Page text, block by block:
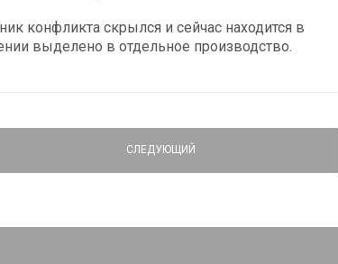
конфликта скрылся и сейчас находится в
выделено в отдельное производство.
СЛЕДУЮЩИЙ